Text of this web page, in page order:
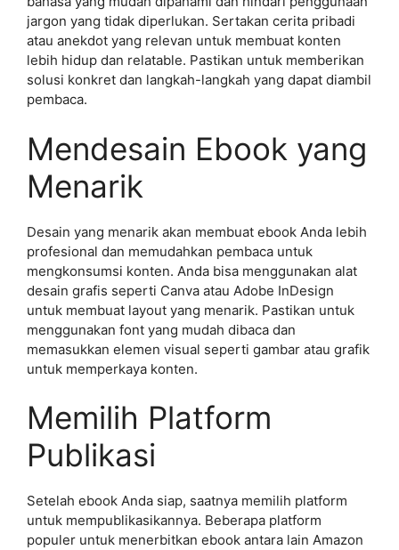
jargon yang tidak diperlukan. Sertakan cerita pribadi
atau anekdot yang relevan untuk membuat konten
lebih hidup dan relatable. Pastikan untuk memberikan
solusi konkret dan langkah-langkah yang dapat diambil
pembaca.
Mendesain Ebook yang
Menarik
Desain yang menarik akan membuat ebook Anda lebih
profesional dan memudahkan pembaca untuk
mengkonsumsi konten. Anda bisa menggunakan alat
desain grafis seperti Canva atau Adobe InDesign
untuk membuat layout yang menarik. Pastikan untuk
menggunakan font yang mudah dibaca dan
memasukkan elemen visual seperti gambar atau grafik
untuk memperkaya konten.
Memilih Platform
Publikasi
Setelah ebook Anda siap, saatnya memilih platform
untuk mempublikasikannya. Beberapa platform
populer untuk menerbitkan ebook antara lain Amazon